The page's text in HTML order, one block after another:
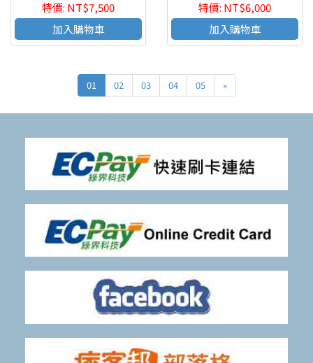
特價: NT$7,500
加入購物車
特價: NT$6,000
加入購物車
01 02 03 04 05 »